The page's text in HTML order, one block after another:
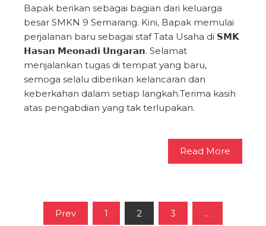
Bapak berikan sebagai bagian dari keluarga
besar SMKN 9 Semarang. Kini, Bapak memulai
perjalanan baru sebagai staf Tata Usaha di 𝗦𝗠𝗞
𝗛𝗮𝘀𝗮𝗻 𝗠𝗲𝗼𝗻𝗮𝗱𝗶 𝗨𝗻𝗴𝗮𝗿𝗮𝗻. Selamat
menjalankan tugas di tempat yang baru,
semoga selalu diberikan kelancaran dan
keberkahan dalam setiap langkah.Terima kasih
atas pengabdian yang tak terlupakan.
Read More
Paginasi
Prev 1 2 3 …